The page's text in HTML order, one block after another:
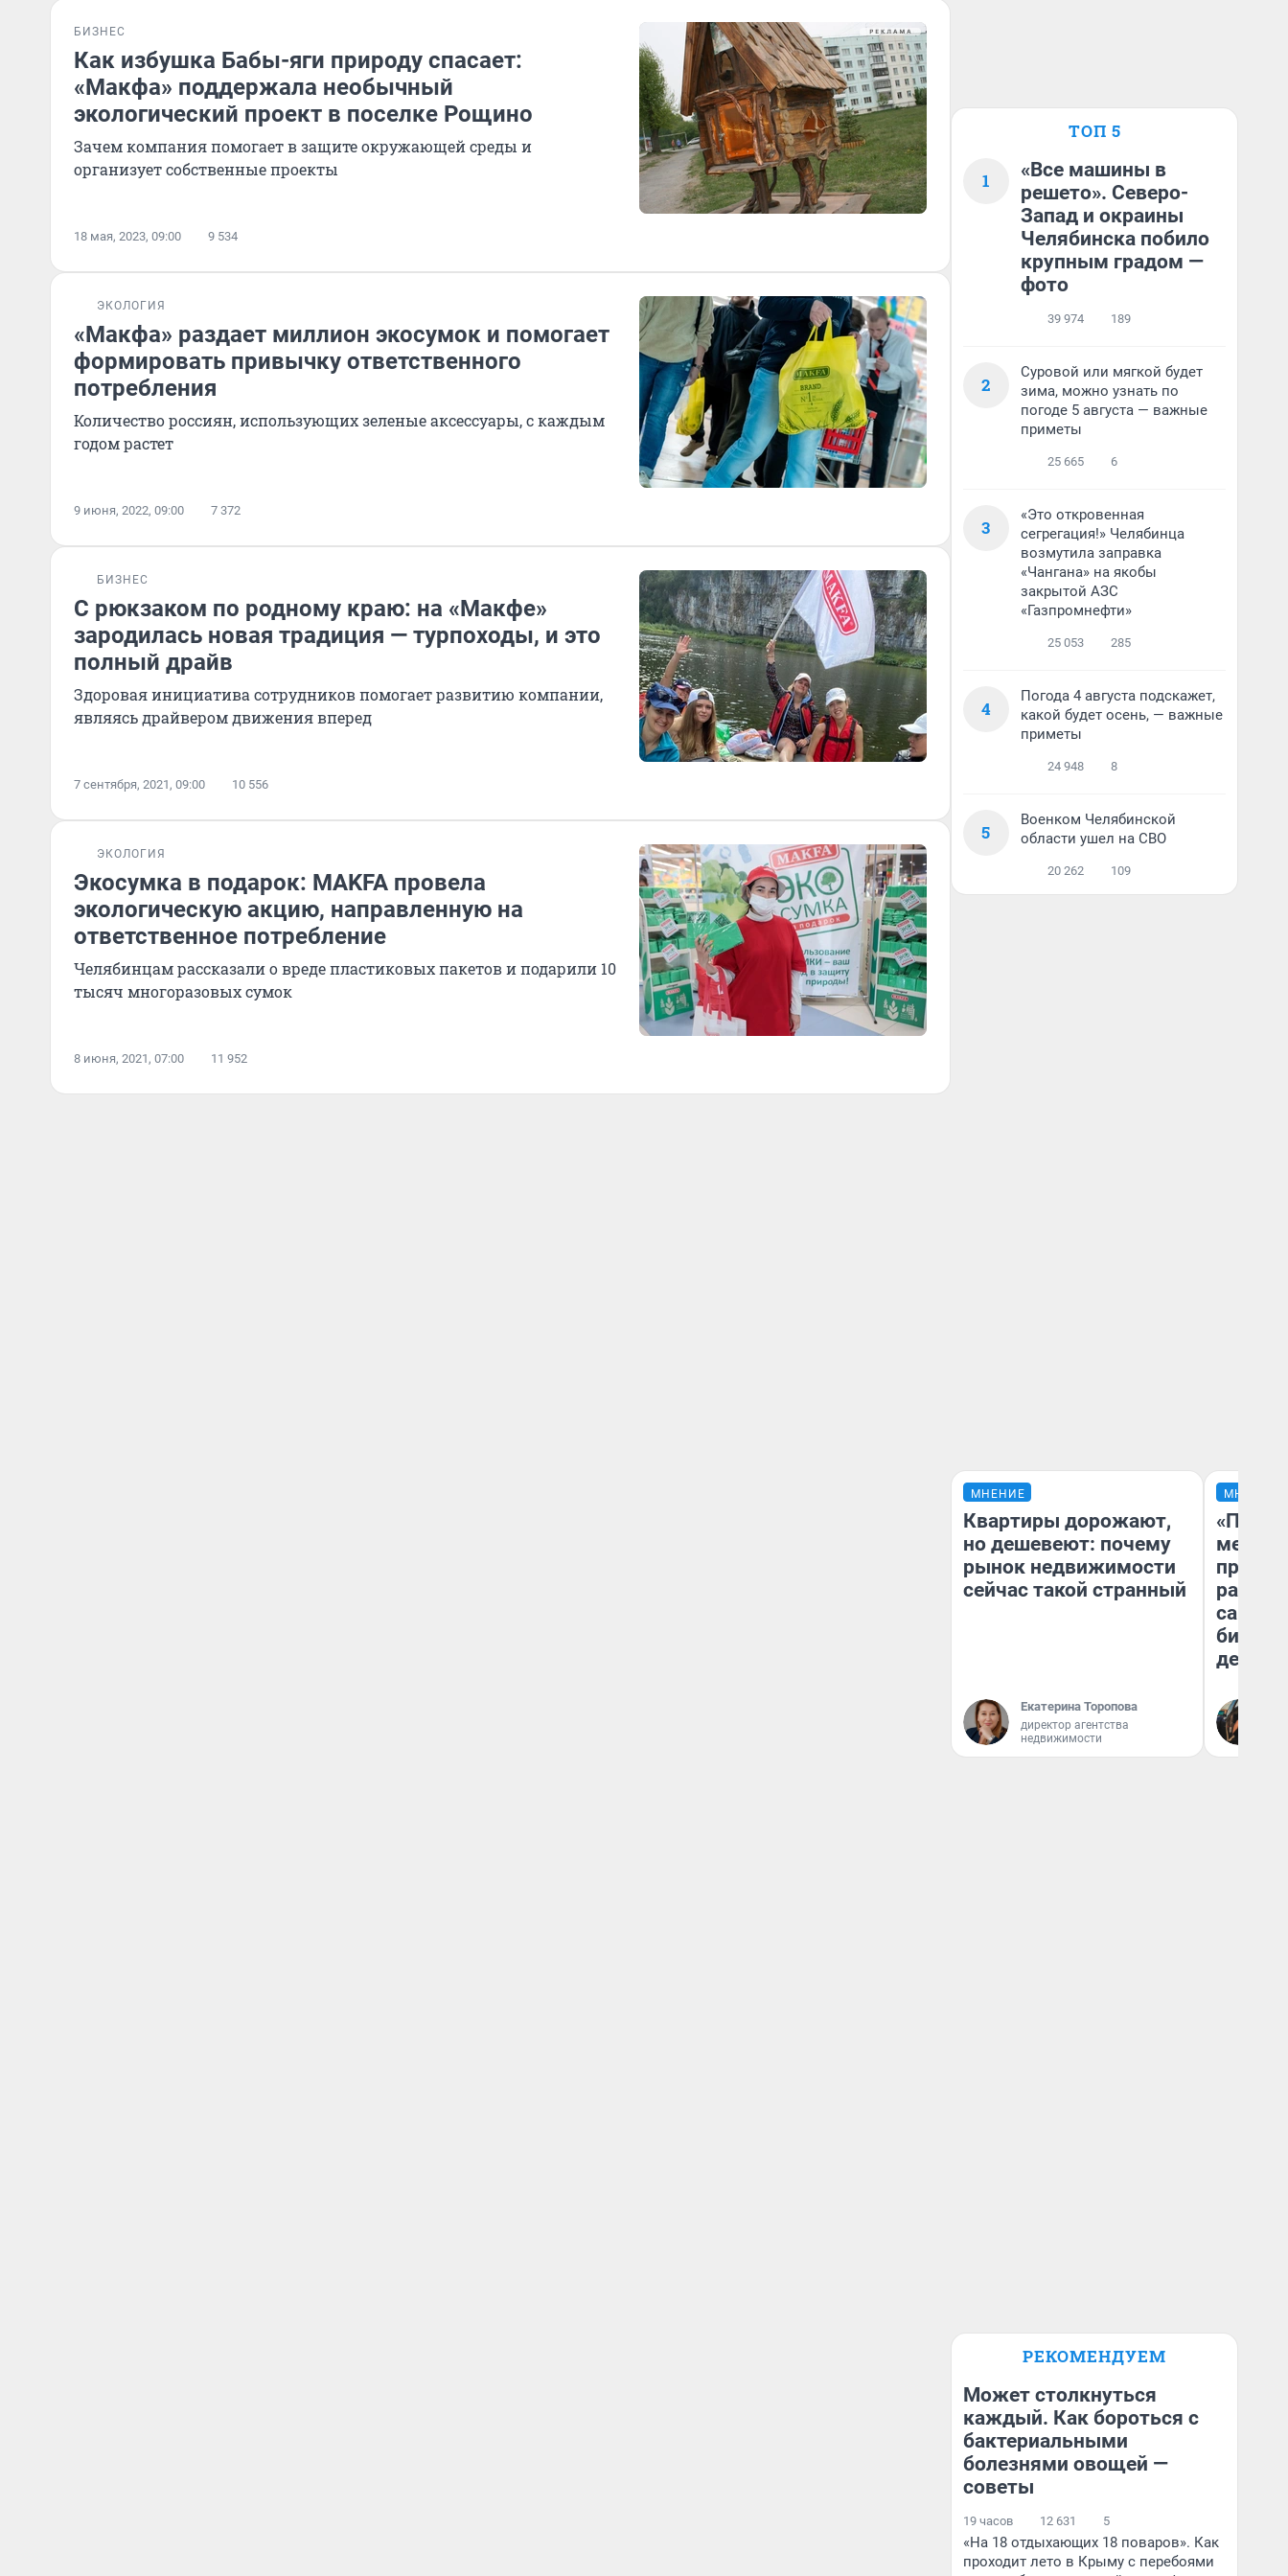
БИЗНЕС
Как избушка Бабы-яги природу спасает:
«Макфа» поддержала необычный
экологический проект в поселке Рощино
Зачем компания помогает в защите окружающей среды и
организует собственные проекты
18 мая, 2023, 09:00 9 534
ЭКОЛОГИЯ
«Макфа» раздает миллион экосумок и помогает
формировать привычку ответственного
потребления
Количество россиян, использующих зеленые аксессуары, с каждым
годом растет
9 июня, 2022, 09:00 7 372
БИЗНЕС
С рюкзаком по родному краю: на «Макфе»
зародилась новая традиция — турпоходы, и это
полный драйв
Здоровая инициатива сотрудников помогает развитию компании,
являясь драйвером движения вперед
7 сентября, 2021, 09:00 10 556
ЭКОЛОГИЯ
Экосумка в подарок: MAKFA провела
экологическую акцию, направленную на
ответственное потребление
Челябинцам рассказали о вреде пластиковых пакетов и подарили 10
тысяч многоразовых сумок
8 июня, 2021, 07:00 11 952
ТОП 5
1
«Все машины в
решето». Северо-
Запад и окраины
Челябинска побило
крупным градом —
фото
39 974 189
2
Суровой или мягкой будет
зима, можно узнать по
погоде 5 августа — важные
приметы
25 665 6
3
«Это откровенная
сегрегация!» Челябинца
возмутила заправка
«Чангана» на якобы
закрытой АЗС
«Газпромнефти»
25 053 285
4
Погода 4 августа подскажет,
какой будет осень, — важные
приметы
24 948 8
5
Военком Челябинской
области ушел на СВО
20 262 109
МНЕНИЕ
Квартиры дорожают,
но дешевеют: почему
рынок недвижимости
сейчас такой странный
Екатерина Торопова
директор агентства
недвижимости
МНЕНИЕ
самом
РЕКОМЕНДУЕМ
Может столкнуться
каждый. Как бороться с
бактериальными
болезнями овощей —
советы
19 часов 12 631 5
«На 18 отдыхающих 18 поваров». Как
проходит лето в Крыму с перебоями